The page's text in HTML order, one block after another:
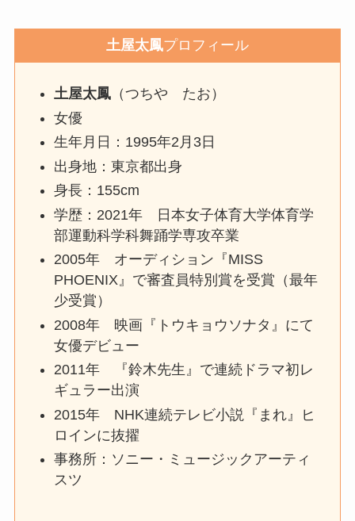
土屋太鳳プロフィール
土屋太鳳 （つちや たお）
女優
生年月日：1995年2月3日
出身地：東京都出身
身長：155cm
学歴：2021年 日本女子体育大学体育学
部運動科学科舞踊学専攻卒業
2005年 オーディション『MISS
PHOENIX』で審査員特別賞を受賞（最年
少受賞）
2008年 映画『トウキョウソナタ』にて
女優デビュー
2011年 『鈴木先生』で連続ドラマ初レ
ギュラー出演
2015年 NHK連続テレビ小説『まれ』ヒ
ロインに抜擢
事務所：ソニー・ミュージックアーティ
スツ